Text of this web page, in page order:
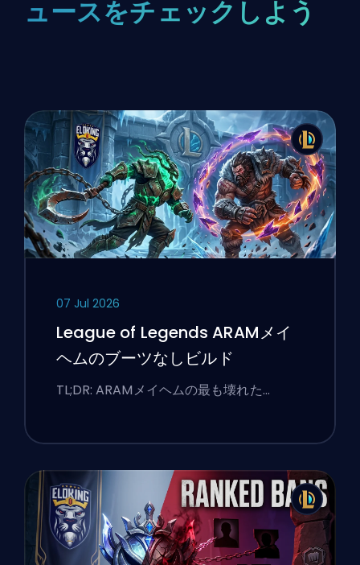
ュースをチェックしよう
07 Jul 2026
League of Legends ARAMメイ
ヘムのブーツなしビルド
TL;DR: ARAMメイヘムの最も壊れた…